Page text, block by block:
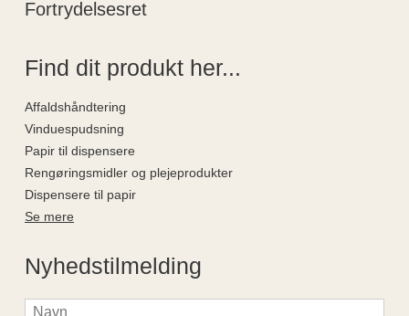
Fortrydelsesret
Find dit produkt her...
Affaldshåndtering
Vinduespudsning
Papir til dispensere
Rengøringsmidler og plejeprodukter
Dispensere til papir
Se mere
Nyhedstilmelding